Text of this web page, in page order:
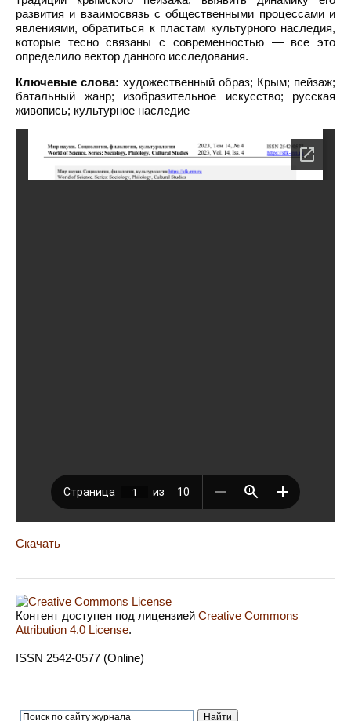
развития и взаимосвязь с общественными процессами и
явлениями, обратиться к пластам культурного наследия,
которые тесно связаны с современностью — все это
определило вектор данного исследования.
Ключевые слова: художественный образ; Крым; пейзаж;
батальный жанр; изобразительное искусство; русская
живопись; культурное наследие
Скачать
Контент доступен под лицензией Creative Commons
Attribution 4.0 License.
ISSN 2542-0577 (Online)